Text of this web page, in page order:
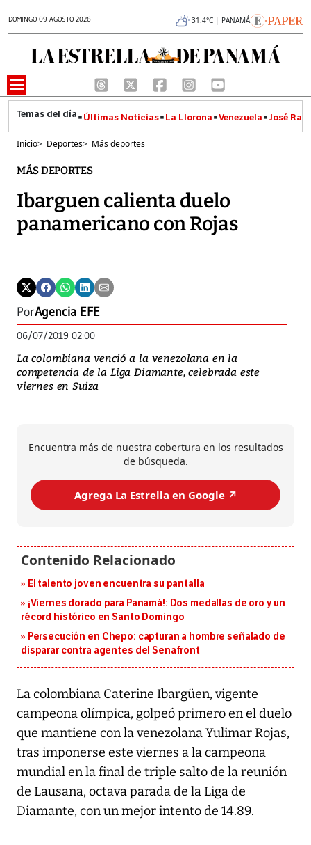
DOMINGO 09 AGOSTO 2026 31.4°C | PANAMÁ
Últimas Noticias La Llorona Venezuela José
Inicio> Deportes> Más deportes
MÁS DEPORTES
Ibarguen calienta duelo
panamericano con Rojas
PorAgencia EFE
06/07/2019 02:00
La colombiana venció a la venezolana en la
competencia de la Liga Diamante, celebrada este
viernes en Suiza
Encuentra más de nuestra cobertura en los resultados
de búsqueda.
Agrega La Estrella en Google ↗️
El talento joven encuentra su pantalla​
¡Viernes dorado para Panamá!: Dos medallas de oro y un
récord histórico en Santo Domingo
Persecución en Chepo: capturan a hombre señalado de
disparar contra agentes del Senafront
La colombiana Caterine Ibargüen, vigente
campeona olímpica, golpeó primero en el duelo
que mantiene con la venezolana Yulimar Rojas,
tras imponerse este viernes a la campeona
mundial en la final de triple salto de la reunión
de Lausana, octava parada de la Liga de
Diamante, con un mejor intento de 14.89.